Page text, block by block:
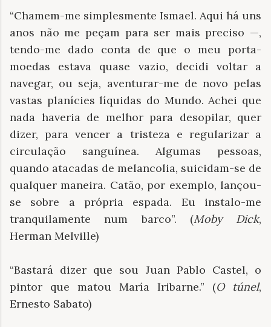
“Chamem-me simplesmente Ismael. Aqui há uns
anos não me peçam para ser mais preciso —,
tendo-me dado conta de que o meu porta-
moedas estava quase vazio, decidi voltar a
navegar, ou seja, aventurar-me de novo pelas
vastas planícies líquidas do Mundo. Achei que
nada haveria de melhor para desopilar, quer
dizer, para vencer a tristeza e regularizar a
circulação sanguínea. Algumas pessoas,
quando atacadas de melancolia, suicidam-se de
qualquer maneira. Catão, por exemplo, lançou-
se sobre a própria espada. Eu instalo-me
tranquilamente num barco”. (Moby Dick,
Herman Melville)
“Bastará dizer que sou Juan Pablo Castel, o
pintor que matou María Iribarne.” (O túnel,
Ernesto Sabato)